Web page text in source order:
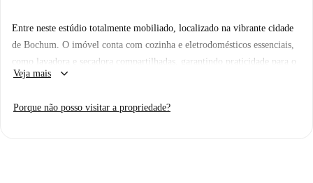
Entre neste estúdio totalmente mobiliado, localizado na vibrante cidade
de Bochum. O imóvel conta com cozinha e eletrodomésticos essenciais,
como lavadora e secadora compartilhadas, garantindo praticidade para o
seu dia a dia. Todas as contas, incluindo eletricidade, água, gás e Wi-Fi,
Certifique-se de que a documentação enviada atenda aos requisitos
Veja mais keyboard_arrow_down
Porque não posso visitar a propriedade?